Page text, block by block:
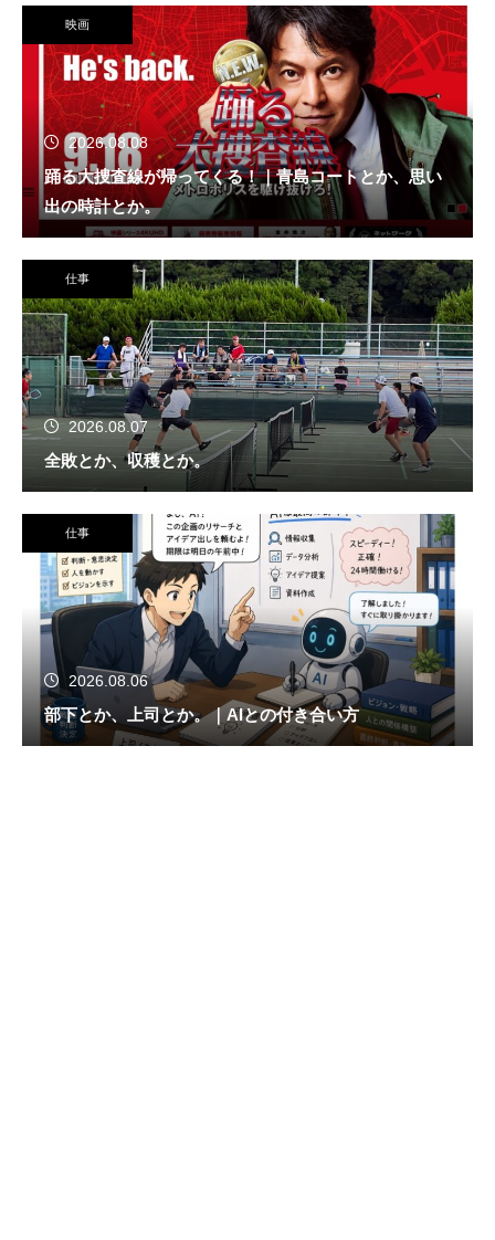
映画
2026.08.08
踊る大捜査線が帰ってくる！｜青島コートとか、思い
出の時計とか。
仕事
2026.08.07
全敗とか、収穫とか。
仕事
2026.08.06
部下とか、上司とか。｜AIとの付き合い方